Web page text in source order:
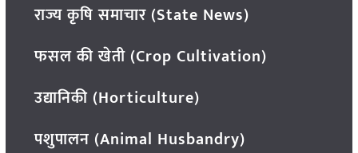
राज्य कृषि समाचार (State News)
फसल की खेती (Crop Cultivation)
उद्यानिकी (Horticulture)
पशुपालन (Animal Husbandry)